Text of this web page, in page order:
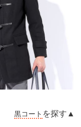
黒コート を探す▲